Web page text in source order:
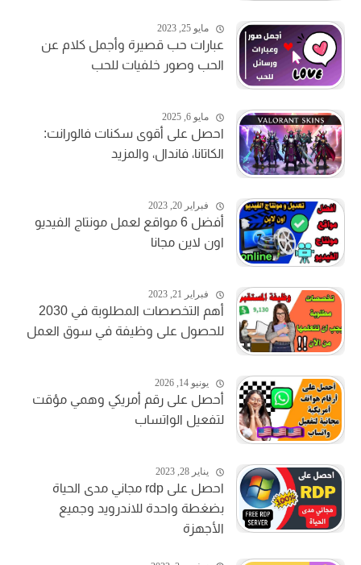
مايو 25, 2023
عبارات حب قصيرة وأجمل كلام عن
الحب وصور خلفيات للحب
مايو 6, 2025
احصل على أقوى سكنات فالورانت:
الكاتانا، فاندال، والمزيد
فبراير 20, 2023
أفضل 6 مواقع لعمل مونتاج الفيديو
اون لاين مجانا
فبراير 21, 2023
أهم التخصصات المطلوبة في 2030
للحصول على وظيفة في سوق العمل
يونيو 14, 2026
أحصل على رقم أمريكي وهمي مؤقت
لتفعيل الواتساب
يناير 28, 2023
احصل على rdp مجاني مدى الحياة
بضغطة واحدة للاندرويد وجميع
الأجهزة